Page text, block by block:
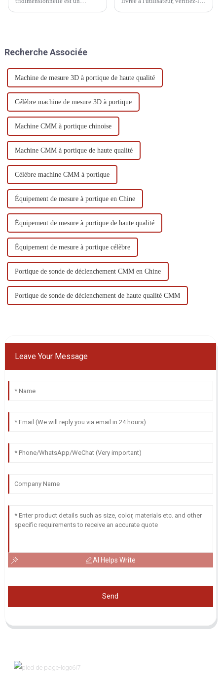
fonctionnement d'une MMT…
Recherche Associée
Machine de mesure 3D à portique de haute qualité
Célèbre machine de mesure 3D à portique
Machine CMM à portique chinoise
Machine CMM à portique de haute qualité
Célèbre machine CMM à portique
Équipement de mesure à portique en Chine
Équipement de mesure à portique de haute qualité
Équipement de mesure à portique célèbre
Portique de sonde de déclenchement CMM en Chine
Portique de sonde de déclenchement de haute qualité CMM
Leave Your Message
AI Helps Write
Send